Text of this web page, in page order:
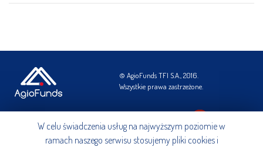
Strategia Optymalna
Notowania
© AgioFunds TFI S.A., 2016.
Wszystkie prawa zastrzeżone.
+48 22 531 54 54
W celu świadczenia usług na najwyższym poziomie w
ramach naszego serwisu stosujemy pliki cookies i